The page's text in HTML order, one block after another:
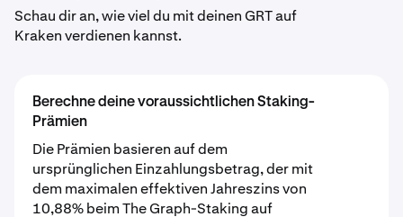
Schau dir an, wie viel du mit deinen GRT auf
Kraken verdienen kannst.
Berechne deine voraussichtlichen Staking-
Prämien
Die Prämien basieren auf dem
ursprünglichen Einzahlungsbetrag, der mit
dem maximalen effektiven Jahreszins von
10,88% beim The Graph-Staking auf